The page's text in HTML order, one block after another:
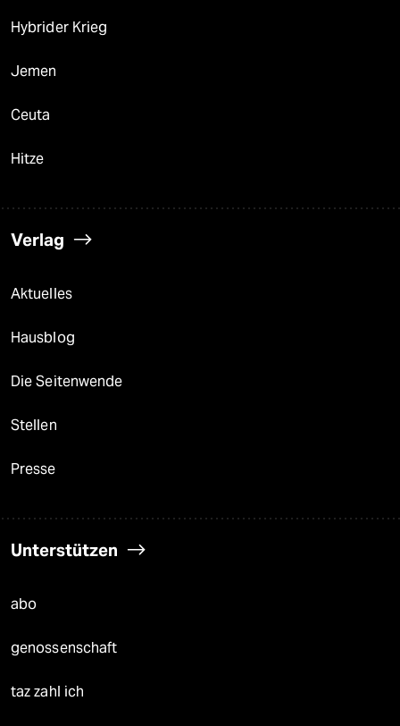
Hybrider Krieg
Jemen
Ceuta
Hitze
Verlag
Aktuelles
Hausblog
Die Seitenwende
Stellen
Presse
Unterstützen
abo
genossenschaft
taz zahl ich